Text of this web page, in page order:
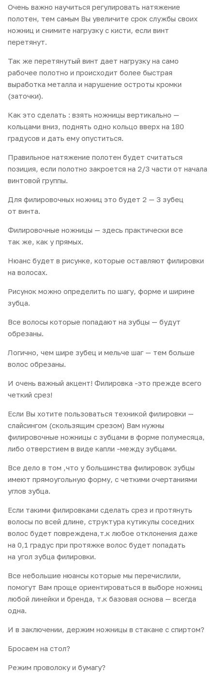
Очень важно научиться регулировать натяжение
полотен, тем самым Вы увеличите срок службы своих
ножниц и снимите нагрузку с кисти, если винт
перетянут.
Так же перетянутый винт дает нагрузку на само
рабочее полотно и происходит более быстрая
выработка металла и нарушение остроты кромки
(заточки).
Как это сделать : взять ножницы вертикально —
кольцами вниз, поднять одно кольцо вверх на 180
градусов и дать ему опуститься.
Правильное натяжение полотен будет считаться
позиция, если полотно закроется на 2/3 части от начала
винтовой группы.
Для филировочных ножниц это будет 2 — 3 зубец
от винта.
Филировочные ножницы — здесь практически все
так же, как у прямых.
Нюанс будет в рисунке, которые оставляют филировки
на волосах.
Рисунок можно определить по шагу, форме и ширине
зубца.
Все волосы которые попадают на зубцы — будут
обрезаны.
Логично, чем шире зубец и мельче шаг — тем больше
волос обрезаны.
И очень важный акцент! Филировка -это прежде всего
четкий срез!
Если Вы хотите пользоваться техникой филировки —
слайсингом (скользящим срезом) Вам нужны
филировочные ножницы с зубцами в форме полумесяца,
либо отверстием в виде капли -между зубцами.
Все дело в том ,что у большинства филировок зубцы
имеют прямоугольную форму, с четкими очертаниями
углов зубца.
Если такими филировками сделать срез и протянуть
волосы по всей длине, структура кутикулы соседних
волос будет повреждена,т.к любое отклонения даже
на 0,1 градус при протяжке волос будет попадать
на угол зубца филировки.
Все небольшие нюансы которые мы перечислили,
помогут Вам проще ориентироваться в выборе ножниц
любой линейки и бренда, т.к базовая основа — всегда
одна.
И в заключении, держим ножницы в стакане с спиртом?
Бросаем на стол?
Режим проволоку и бумагу?